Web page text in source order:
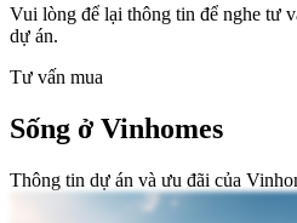
Vui lòng để lại thông tin để nghe tư
dự án.
Tư vấn mua
Sống ở Vinhomes
Thông tin dự án và ưu đãi của